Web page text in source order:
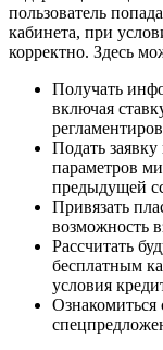
пользователь
кабинета, при
корректно. Здесь
Получать
включая
Подать
параметров
предыдущей
Привязать
возможность
Рассчитать
бесплатным
условия